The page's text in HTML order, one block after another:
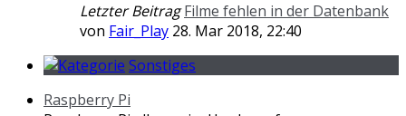
Letzter Beitrag Filme fehlen in der Datenbank
von Fair_Play 28. Mar 2018, 22:40
Sonstiges
Raspberry Pi